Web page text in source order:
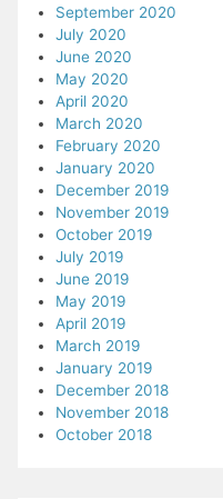
September 2020
July 2020
June 2020
May 2020
April 2020
March 2020
February 2020
January 2020
December 2019
November 2019
October 2019
July 2019
June 2019
May 2019
April 2019
March 2019
January 2019
December 2018
November 2018
October 2018